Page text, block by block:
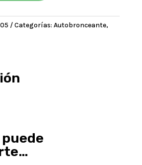
Categorías: Autobronceante,